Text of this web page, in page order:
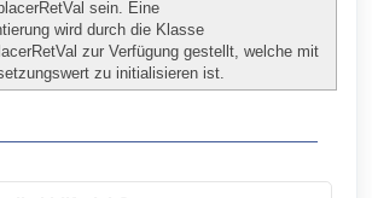
sein. Eine
wird durch die Klasse
zur Verfügung gestellt, welche mit
zu initialisieren ist.